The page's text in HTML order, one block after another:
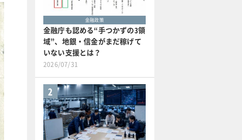
金融政策
金融庁も認める“手つかずの3領
域”、地銀・信金がまだ稼げて
いない支援とは？
2026/07/31
2